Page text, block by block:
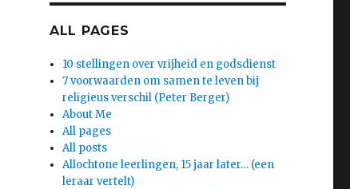
ALL PAGES
10 stellingen over vrijheid en godsdienst
7 voorwaarden om samen te leven bij
religieus verschil (Peter Berger)
About Me
All pages
All posts
Allochtone leerlingen, 15 jaar later… (een
leraar vertelt)